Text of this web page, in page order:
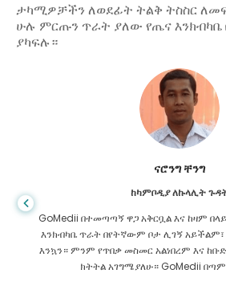
ታካሚዎቻችን ለወደፊት ትልቅ ትስስር
ሁሉ ምርጡን ጥራት ያለው የጤና
ያካፍሉ።
ሻንዳ ዳስ
ከባንግላዴሽ
ከባንግላዲሽ ወደ ህንድ እንድታከም የረዳኝን ልጄን
ቡድን አመሰግናለው። GoMedii ን በመምረጥ
አድርገናል። ከህክምና በኋላም ቢሆን ከእኛ ጋር